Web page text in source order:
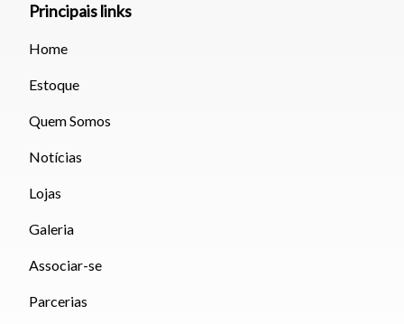
Principais links
Home
Estoque
Quem Somos
Notícias
Lojas
Galeria
Associar-se
Parcerias